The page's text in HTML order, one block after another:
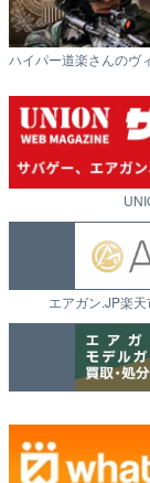
ハイパー道楽さんのヴ
エアガン.JP楽